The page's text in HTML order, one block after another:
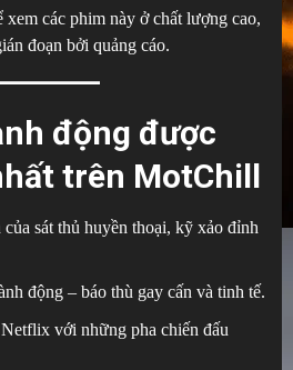
xem các phim này ở chất lượng cao,
đoạn bởi quảng cáo.
động được
trên MotChill
sát thủ huyền thoại, kỹ xảo đỉnh
động – báo thù gay cấn và tinh tế.
với những pha chiến đấu